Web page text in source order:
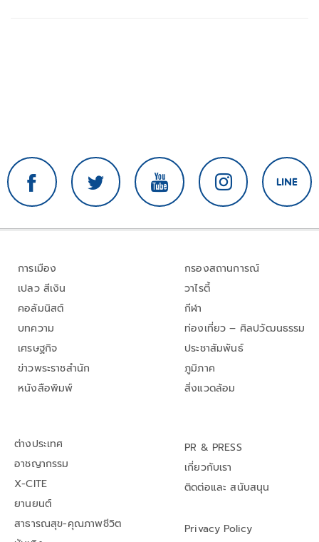
การเมือง
เปลว สีเงิน
คอลัมนิสต์
บทความ
เศรษฐกิจ
ข่าวพระราชสำนัก
หนังสือพิมพ์
กรองสถานการณ์
วาไรตี้
กีฬา
ท่องเที่ยว – ศิลปวัฒนธรรม
ประชาสัมพันธ์
ภูมิภาค
สิ่งแวดล้อม
ต่างประเทศ
อาชญากรรม
X-CITE
ยานยนต์
สาธารณสุข-คุณภาพชีวิต
PR & PRESS
เกี่ยวกับเรา
ติดต่อและ สนับสนุน
Privacy Policy